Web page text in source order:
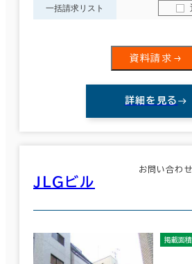
一括請求リスト
資料請求
詳細を見る
ＪＬＧビル
お問い合わせ
掲載面積